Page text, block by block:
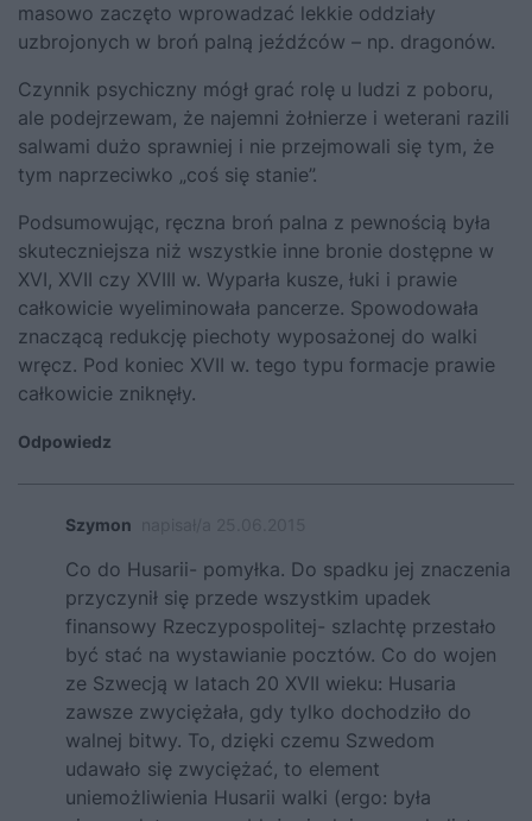
masowo zaczęto wprowadzać lekkie oddziały
uzbrojonych w broń palną jeźdźców – np. dragonów.
Czynnik psychiczny mógł grać rolę u ludzi z poboru,
ale podejrzewam, że najemni żołnierze i weterani razili
salwami dużo sprawniej i nie przejmowali się tym, że
tym naprzeciwko „coś się stanie”.
Podsumowując, ręczna broń palna z pewnością była
skuteczniejsza niż wszystkie inne bronie dostępne w
XVI, XVII czy XVIII w. Wyparła kusze, łuki i prawie
całkowicie wyeliminowała pancerze. Spowodowała
znaczącą redukcję piechoty wyposażonej do walki
wręcz. Pod koniec XVII w. tego typu formacje prawie
całkowicie zniknęły.
Odpowiedz
Szymon
Co do Husarii- pomyłka. Do spadku jej znaczenia
przyczynił się przede wszystkim upadek
finansowy Rzeczypospolitej- szlachtę przestało
być stać na wystawianie pocztów. Co do wojen
ze Szwecją w latach 20 XVII wieku: Husaria
zawsze zwyciężała, gdy tylko dochodziło do
walnej bitwy. To, dzięki czemu Szwedom
udawało się zwyciężać, to element
uniemożliwienia Husarii walki (ergo: była